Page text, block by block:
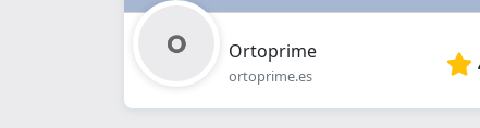
Ortoprime
ortoprime.es